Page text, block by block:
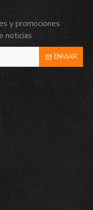
y promociones
noticias
ENVIAR